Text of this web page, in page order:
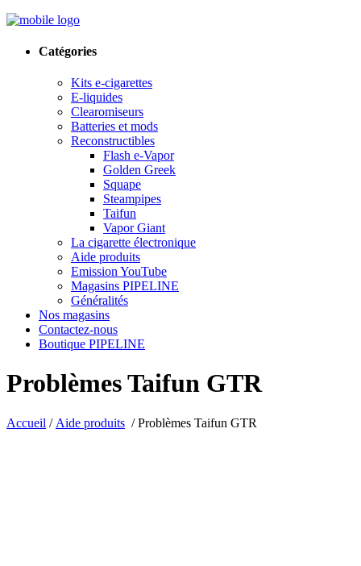
Catégories
Kits e-cigarettes
E-liquides
Clearomiseurs
Batteries et mods
Reconstructibles
Flash e-Vapor
Golden Greek
Squape
Steampipes
Taifun
Vapor Giant
La cigarette électronique
Aide produits
Emission YouTube
Magasins PIPELINE
Généralités
Nos magasins
Contactez-nous
Boutique PIPELINE
Problèmes Taifun GTR
Accueil / Aide produits /Problèmes Taifun GTR